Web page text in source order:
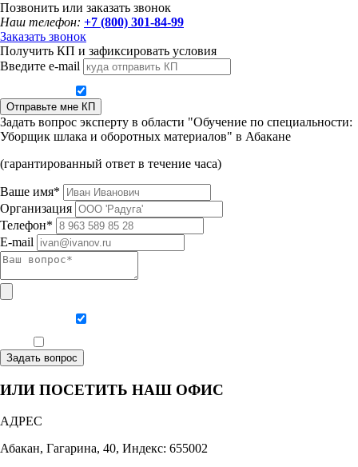
Позвонить или заказать звонок
Наш телефон: +7 (800) 301-84-99
Заказать звонок
Получить КП и зафиксировать условия
Введите e-mail
Отправьте мне КП
Задать вопрос эксперту в области "Обучение по специальности:
Уборщик шлака и оборотных материалов" в Абакане
(гарантированный ответ в течение часа)
Ваше имя*
Организация
Телефон*
E-mail
Задать вопрос
ИЛИ ПОСЕТИТЬ НАШ ОФИС
АДРЕС
Абакан, Гагарина, 40, Индекс: 655002